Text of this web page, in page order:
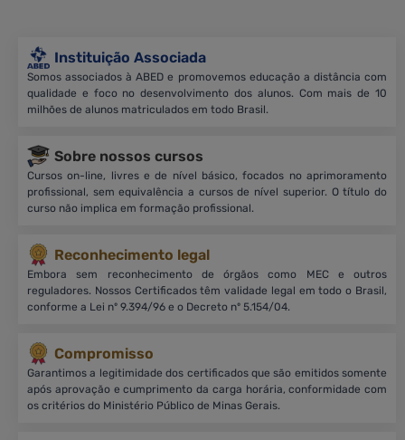
Instituição Associada
Somos associados à ABED e promovemos educação a distância com
qualidade e foco no desenvolvimento dos alunos. Com mais de 10
milhões de alunos matriculados em todo Brasil.
Sobre nossos cursos
Cursos on-line, livres e de nível básico, focados no aprimoramento
profissional, sem equivalência a cursos de nível superior. O título do
curso não implica em formação profissional.
Reconhecimento legal
Embora sem reconhecimento de órgãos como MEC e outros
reguladores. Nossos Certificados têm validade legal em todo o Brasil,
conforme a Lei nº 9.394/96 e o Decreto nº 5.154/04.
Compromisso
Garantimos a legitimidade dos certificados que são emitidos somente
após aprovação e cumprimento da carga horária, conformidade com
os critérios do Ministério Público de Minas Gerais.